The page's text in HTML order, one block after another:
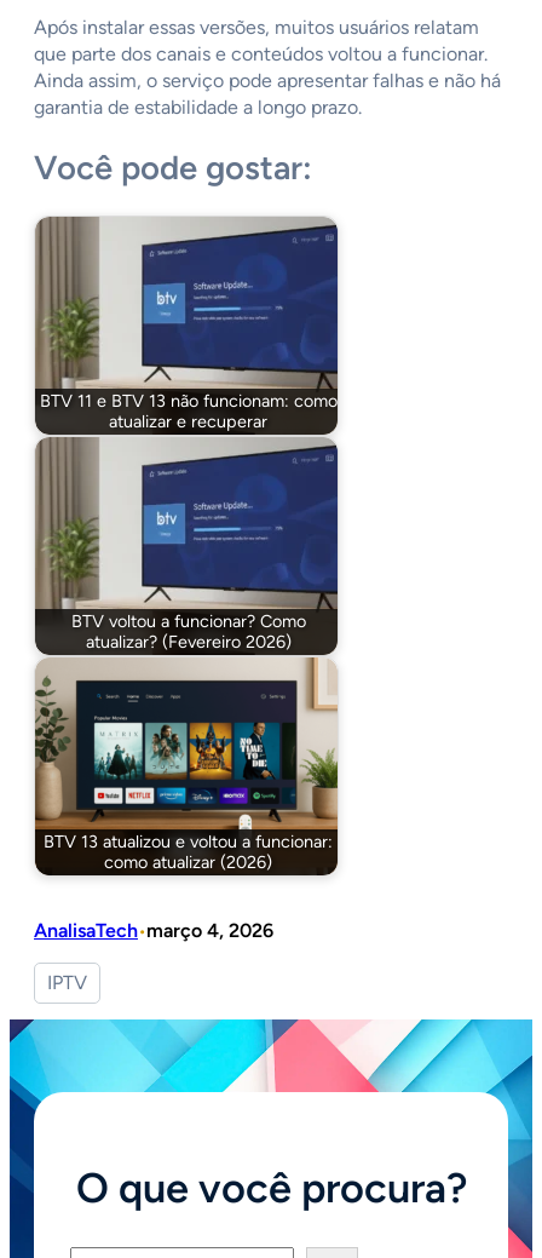
Após instalar essas versões, muitos usuários relatam
que parte dos canais e conteúdos voltou a funcionar.
Ainda assim, o serviço pode apresentar falhas e não há
garantia de estabilidade a longo prazo.
Você pode gostar:
BTV 11 e BTV 13 não funcionam: como
atualizar e recuperar
BTV voltou a funcionar? Como
atualizar? (Fevereiro 2026)
BTV 13 atualizou e voltou a funcionar:
como atualizar (2026)
AnalisaTech•março 4, 2026
IPTV
O que você procura?